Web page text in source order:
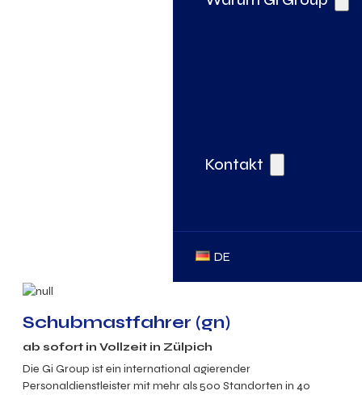
Kontakt
DE
Schubmastfahrer (gn)
ab sofort in Vollzeit in Zülpich
Die Gi Group ist ein international agierender
Personaldienstleister mit mehr als 500 Standorten in 40